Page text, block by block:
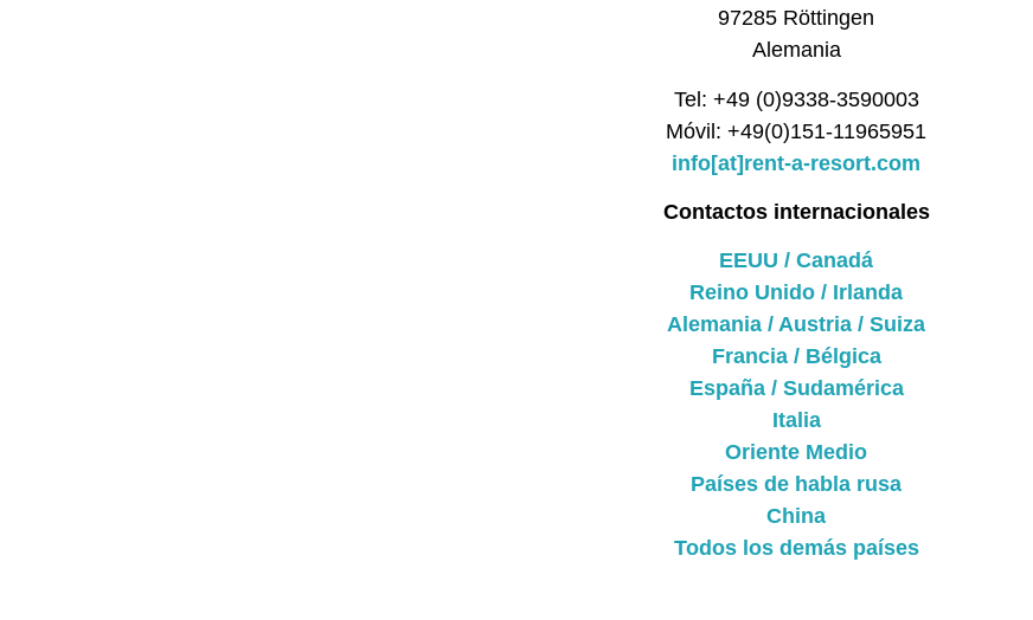
97285 Röttingen
Alemania
Tel: +49 (0)9338-3590003
Móvil: +49(0)151-11965951
info[at]rent-a-resort.com
Contactos internacionales
EEUU / Canadá
Reino Unido / Irlanda
Alemania / Austria / Suiza
Francia / Bélgica
España / Sudamérica
Italia
Oriente Medio
Países de habla rusa
China
Todos los demás países